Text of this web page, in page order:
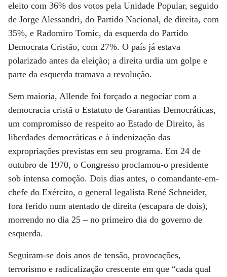
eleito com 36% dos votos pela Unidade Popular, seguido
de Jorge Alessandri, do Partido Nacional, de direita, com
35%, e Radomiro Tomic, da esquerda do Partido
Democrata Cristão, com 27%. O país já estava
polarizado antes da eleição; a direita urdia um golpe e
parte da esquerda tramava a revolução.
Sem maioria, Allende foi forçado a negociar com a
democracia cristã o Estatuto de Garantias Democráticas,
um compromisso de respeito ao Estado de Direito, às
liberdades democráticas e à indenização das
expropriações previstas em seu programa. Em 24 de
outubro de 1970, o Congresso proclamou-o presidente
sob intensa comoção. Dois dias antes, o comandante-em-
chefe do Exército, o general legalista René Schneider,
fora ferido num atentado de direita (escapara de dois),
morrendo no dia 25 – no primeiro dia do governo de
esquerda.
Seguiram-se dois anos de tensão, provocações,
terrorismo e radicalização crescente em que “cada qual